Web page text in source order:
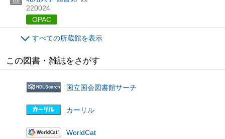
220024
OPAC
すべての所蔵館を表示
この図書・雑誌をさがす
国立国会図書館サーチ
カーリル
WorldCat